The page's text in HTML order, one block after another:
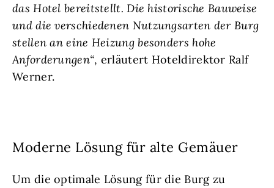
das Hotel bereitstellt. Die historische Bauweise
und die verschiedenen Nutzungsarten der Burg
stellen an eine Heizung besonders hohe
Anforderungen“, erläutert Hoteldirektor Ralf
Werner.
Moderne Lösung für alte Gemäuer
Um die optimale Lösung für die Burg zu